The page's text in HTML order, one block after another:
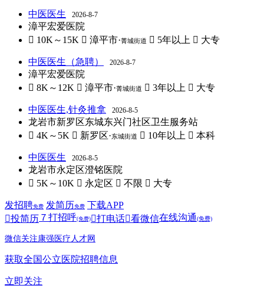
中医医生 2026-8-7
漳平宏爱医院
 10K～15K  漳平市·菁城街道  5年以上  大专
中医医生（急聘） 2026-8-7
漳平宏爱医院
 8K～12K  漳平市·菁城街道  3年以上  大专
中医医生,针灸推拿 2026-8-5
龙岩市新罗区东城东兴门社区卫生服务站
 4K～5K  新罗区·东城街道  10年以上  本科
中医医生 2026-8-5
龙岩市永定区澄铭医院
 5K～10K  永定区  不限  大专
发招聘免费 发简历免费 下载APP
投简历 ７ 打招呼(免费) 打电话看微信在线沟通(免费)
微信关注康强医疗人才网
获取全国公立医院招聘信息
立即关注